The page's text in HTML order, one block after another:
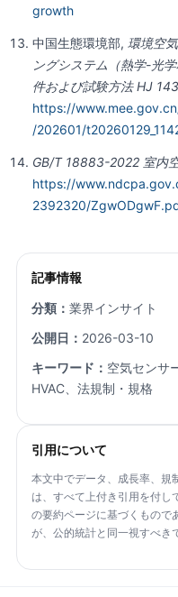
growth
中国生態環境部, 環境空
ングシステム（熱学-光
件および試験方法 HJ
https://
/202601/
GB/T 18883-2022 室内
https://
2392320/
記事情報
分類： 業界インサイト
公開日： 2026-03-10
キーワード： 空気センサ
HVAC、法規制・規格
引用について
本文中でデータ、成長率、規
は、すべて上付き引用を付し
の要約ページに基づくもので
が、公的統計と同一視すべき